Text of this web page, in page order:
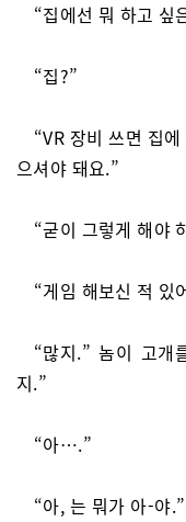
“집에선 뭐 하고 싶
“집?”
“VR 장비 쓰면 집
으셔야 돼요.”
“굳이 그렇게 해야
“게임 해보신 적 있
“많지.” 놈이 고개
지.”
“아….”
“아, 는 뭐가 아-야